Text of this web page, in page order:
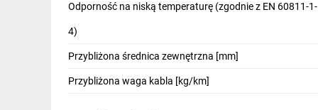
Elektronika
Smart home
Odporność na niską temperaturę (zgodnie z EN 60811-1-
4)
Przybliżona średnica zewnętrzna [mm]
Przybliżona waga kabla [kg/km]